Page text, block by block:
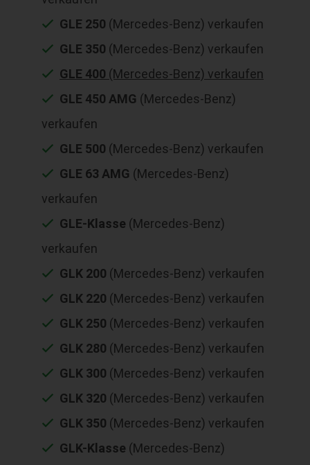
GLE 250 (Mercedes-Benz) verkaufen
GLE 350 (Mercedes-Benz) verkaufen
GLE 400 (Mercedes-Benz) verkaufen
GLE 450 AMG (Mercedes-Benz)
verkaufen
GLE 500 (Mercedes-Benz) verkaufen
GLE 63 AMG (Mercedes-Benz)
verkaufen
GLE-Klasse (Mercedes-Benz)
verkaufen
GLK 200 (Mercedes-Benz) verkaufen
GLK 220 (Mercedes-Benz) verkaufen
GLK 250 (Mercedes-Benz) verkaufen
GLK 280 (Mercedes-Benz) verkaufen
GLK 300 (Mercedes-Benz) verkaufen
GLK 320 (Mercedes-Benz) verkaufen
GLK 350 (Mercedes-Benz) verkaufen
GLK-Klasse (Mercedes-Benz)